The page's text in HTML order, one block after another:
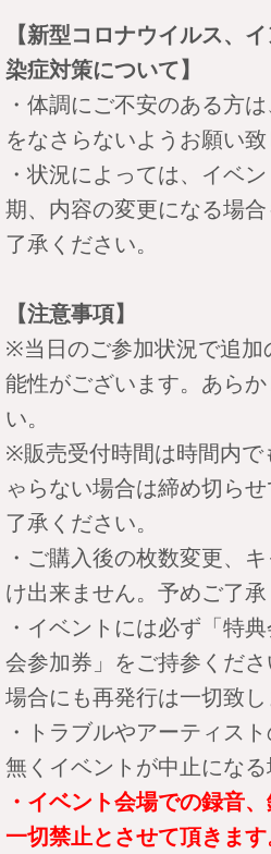
【新型コロナウイルス、
染症対策について】
・体調にご不安のある方
をなさらないようお願い致
・状況によっては、イベ
期、内容の変更になる場
了承ください。
【注意事項】
※当日のご参加状況で追
能性がございます。あら
い。
※販売受付時間は時間内で
ゃらない場合は締め切ら
了承ください。
・ご購入後の枚数変更、
け出来ません。予めご了承
・イベントには必ず「特
会参加券」をご持参くだ
場合にも再発行は一切致し
・トラブルやアーティス
無くイベントが中止になる
・イベント会場での録音
一切禁止とさせて頂きます